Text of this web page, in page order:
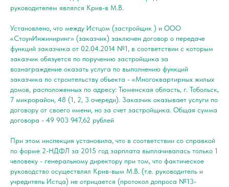
руководителем являлся Крив-в М.В.
Установлено, что между Истцом (застройщик ) и ООО
«СтоунИнжиниринг» (заказчик) заключен договор о передаче
функций заказчика от 02.04.2014 №1, в соответствии с которым
заказчик обязуется по поручению застройщика за
вознаграждение оказать услуга по выполнению функций
заказчика по строительству объекта - «Многоквартирных жилых
домов, расположенных по адресу: Тюменская область, г. Тобольск,
7 микрорайон, 48 (1, 2, 3 очереди). Заказчик оказывает услуги по
договору от своего имени, но за счет застройщика. Общая сумма
договора - 49 903 947,62 рублей
При этом инспекция установила, что в соответствии со справкой
по форме 2-НДФЛ за 2015 год зарплата выплачивалась только 1
человеку - генеральному директору при том, что фактическое
руководство осуществлял Крив-вым М.В. (т.е. руководитель и
учредитель Истца) не отрицается (протокол допроса №13-